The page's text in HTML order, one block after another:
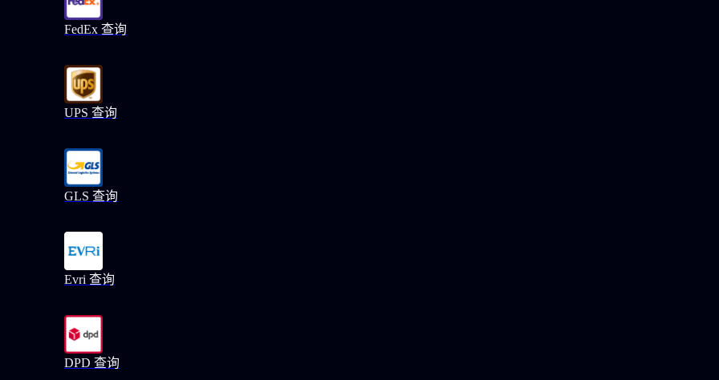
FedEx 查询
UPS 查询
GLS 查询
Evri 查询
DPD 查询